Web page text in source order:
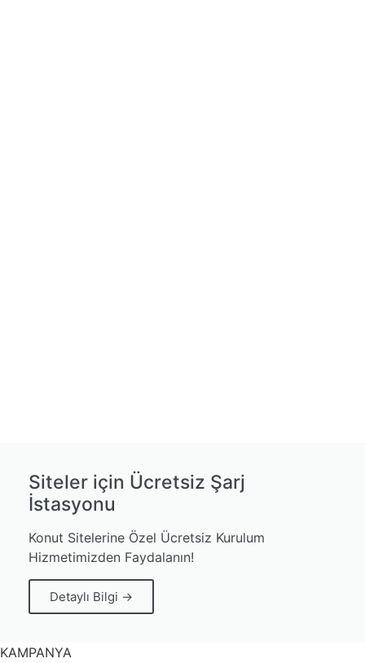
Siteler için Ücretsiz Şarj
İstasyonu
Konut Sitelerine Özel Ücretsiz Kurulum
Hizmetimizden Faydalanın!
Detaylı Bilgi →
KAMPANYA